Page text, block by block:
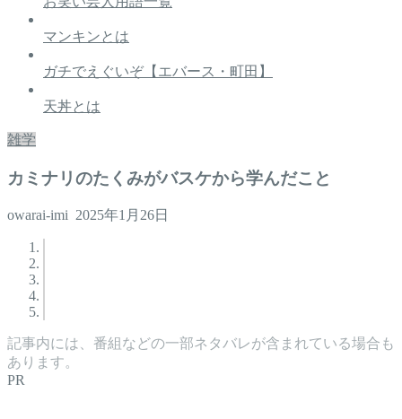
マンキンとは
ガチでえぐいぞ【エバース・町田】
天丼とは
雑学
カミナリのたくみがバスケから学んだこと
owarai-imi 2025年1月26日
記事内には、番組などの一部ネタバレが含まれている場合も
あります。
PR